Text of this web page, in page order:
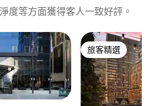
度等方面獲得客人一致好評。
旅客精選
旅客精選